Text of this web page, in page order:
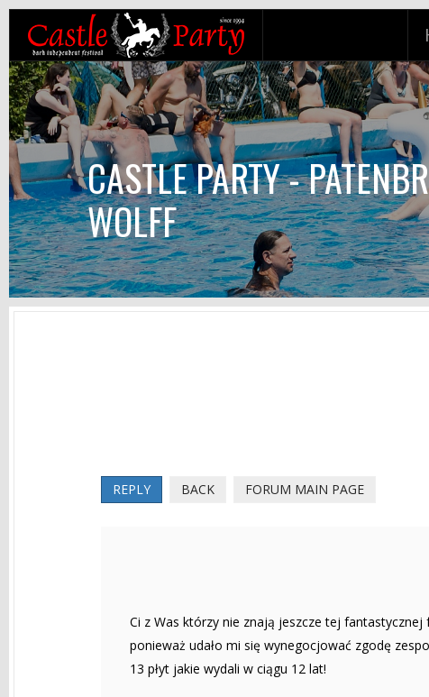
CASTLE PARTY -
WOLFF
REPLY BACK FORUM MAIN PAGE
Ci z Was którzy nie znają jeszcze tej
ponieważ udało mi się wynegocjować zgodę
13 płyt jakie wydali w ciągu 12 lat!